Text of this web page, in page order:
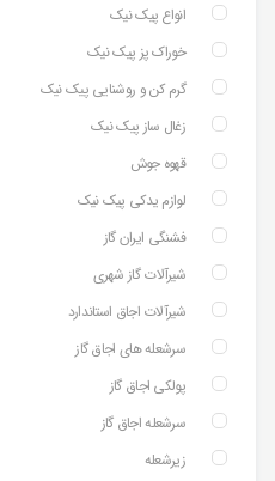
انواع پیک نیک
خوراک پز پیک نیک
گرم کن و روشنایی پیک نیک
زغال ساز پیک نیک
قهوه جوش
لوازم یدکی پیک نیک
فشنگی ایران گاز
شیرآلات گاز شهری
شیرآلات اجاق استاندارد
سرشعله های اجاق گاز
پولکی اجاق گاز
سرشعله اجاق گاز
زیرشعله